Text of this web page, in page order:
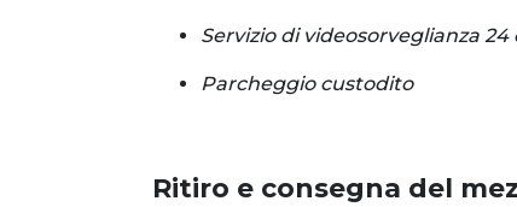
Servizio di videosorveglianza 24
Parcheggio custodito
Ritiro e consegna del